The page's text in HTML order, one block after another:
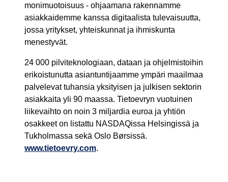
monimuotoisuus - ohjaamana rakennamme
asiakkaidemme kanssa digitaalista tulevaisuutta,
jossa yritykset, yhteiskunnat ja ihmiskunta
menestyvät.
24 000 pilviteknologiaan, dataan ja ohjelmistoihin
erikoistunutta asiantuntijaamme ympäri maailmaa
palvelevat tuhansia yksityisen ja julkisen sektorin
asiakkaita yli 90 maassa. Tietoevryn vuotuinen
liikevaihto on noin 3 miljardia euroa ja yhtiön
osakkeet on listattu NASDAQissa Helsingissä ja
Tukholmassa sekä Oslo Børsissä.
www.tietoevry.com.